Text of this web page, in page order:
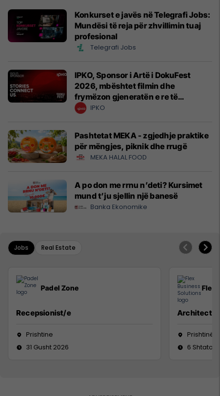
Konkurset e javës në Telegrafi Jobs:
Mundësi të reja për zhvillimin tuaj
profesional
Telegrafi Jobs
IPKO, Sponsor i Artë i DokuFest
2026, mbështet filmin dhe
frymëzon gjeneratën e re të
krijuesve
IPKO
Pashtetat MEKA - zgjedhje praktike
për mëngjes, piknik dhe rrugë
MEKA HALAL FOOD
A po don me rrnu n’deti? Kursimet
mund t’ju sjellin një banesë
Banka Ekonomike
Jobs Real Estate
Padel Zone
Recepsionist/e
Prishtine
31 Gusht 2026
Flex
Architect
Prishtinë
6 Shtator